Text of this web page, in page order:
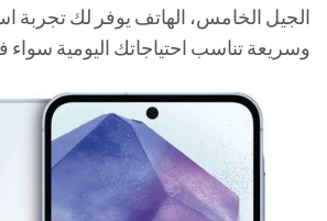
الجيل الخامس، الهاتف يوفر لك تجربة
وسريعة تناسب احتياجاتك اليومية سواء